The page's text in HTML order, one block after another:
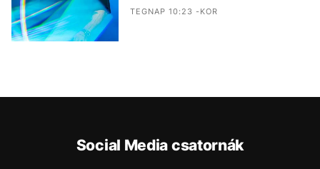
TEGNAP 10:23 -KOR
Social Media csatornák